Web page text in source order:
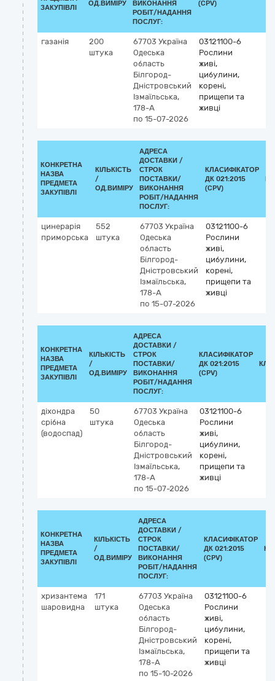
ЗАКУПІВЛІ
ОД.ВИМІРУ
ВИКОНАННЯ
РОБІТ/НАДАННЯ
ПОСЛУГ:
(CPV)
газанія
200
штука
67703 Україна
Одеська
область
Білгород-
Дністровський
Ізмаїльська,
178-А
по 15-07-2026
03121100-6
Рослини
живі,
цибулини,
корені,
прищепи та
живці
КОНКРЕТНА
НАЗВА
ПРЕДМЕТА
ЗАКУПІВЛІ
КІЛЬКІСТЬ
/
ОД.ВИМІРУ
АДРЕСА
ДОСТАВКИ /
СТРОК
ПОСТАВКИ/
ВИКОНАННЯ
РОБІТ/НАДАННЯ
ПОСЛУГ:
КЛАСИФІКАТОР
ДК 021:2015
(CPV)
цинерарія
приморська
552
штука
67703 Україна
Одеська
область
Білгород-
Дністровський
Ізмаїльська,
178-А
по 15-07-2026
03121100-6
Рослини
живі,
цибулини,
корені,
прищепи та
живці
КОНКРЕТНА
НАЗВА
ПРЕДМЕТА
ЗАКУПІВЛІ
КІЛЬКІСТЬ
/
ОД.ВИМІРУ
АДРЕСА
ДОСТАВКИ /
СТРОК
ПОСТАВКИ/
ВИКОНАННЯ
РОБІТ/НАДАННЯ
ПОСЛУГ:
КЛАСИФІКАТОР
ДК 021:2015
(CPV)
діхондра
срібна
(водоспад)
50
штука
67703 Україна
Одеська
область
Білгород-
Дністровський
Ізмаїльська,
178-А
по 15-07-2026
03121100-6
Рослини
живі,
цибулини,
корені,
прищепи та
живці
КОНКРЕТНА
НАЗВА
ПРЕДМЕТА
ЗАКУПІВЛІ
КІЛЬКІСТЬ
/
ОД.ВИМІРУ
АДРЕСА
ДОСТАВКИ /
СТРОК
ПОСТАВКИ/
ВИКОНАННЯ
РОБІТ/НАДАННЯ
ПОСЛУГ:
КЛАСИФІКАТОР
ДК 021:2015
(CPV)
хризантема
шаровидна
171
штука
67703 Україна
Одеська
область
Білгород-
Дністровський
Ізмаїльська,
178-А
по 15-10-2026
03121100-6
Рослини
живі,
цибулини,
корені,
прищепи та
живці